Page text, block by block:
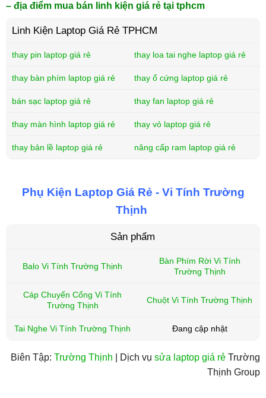
– địa điểm mua bán linh kiện giá rẻ tại tphcm
Linh Kiện Laptop Giá Rẻ TPHCM
thay pin laptop giá rẻ thay loa tai nghe laptop giá rẻ
thay bàn phím laptop giá rẻ thay ổ cứng laptop giá rẻ
bán sạc laptop giá rẻ thay fan laptop giá rẻ
thay màn hình laptop giá rẻ thay vỏ laptop giá rẻ
thay bản lề laptop giá rẻ nâng cấp ram laptop giá rẻ
Phụ Kiện Laptop Giá Rẻ - Vi Tính Trường
Thịnh
Sản phẩm
Balo Vi Tính Trường Thịnh
Bàn Phím Rời Vi Tính
Trường Thịnh
Cáp Chuyển Cổng Vi Tính
Trường Thịnh
Chuột Vi Tính Trường Thịnh
Tai Nghe Vi Tính Trường Thịnh Đang cập nhật
Biên Tập:Trường Thịnh | Dịch vụsửa laptop giá rẻ Trường
Thịnh Group